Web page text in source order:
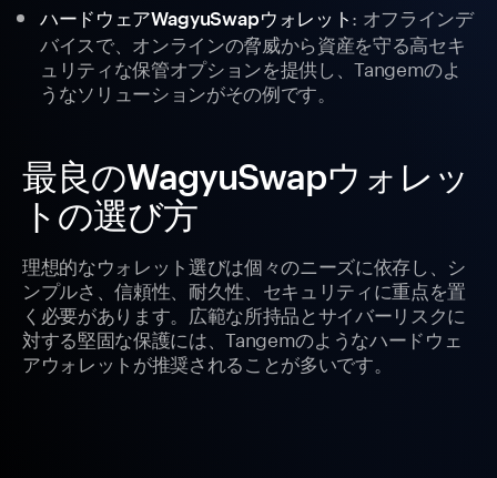
ハードウェアWagyuSwapウォレット : オフラインデ
バイスで、オンラインの脅威から資産を守る高セキ
ュリティな保管オプションを提供し、Tangemのよ
うなソリューションがその例です。
最良のWagyuSwapウォレッ
トの選び方
理想的なウォレット選びは個々のニーズに依存し、シ
ンプルさ、信頼性、耐久性、セキュリティに重点を置
く必要があります。広範な所持品とサイバーリスクに
対する堅固な保護には、Tangemのようなハードウェ
アウォレットが推奨されることが多いです。